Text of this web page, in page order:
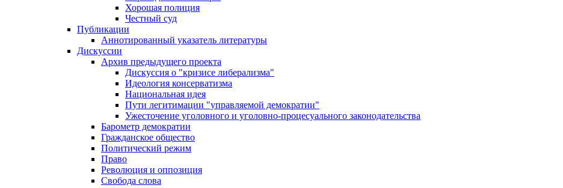
Хорошая полиция
Честный суд
Публикации
Аннотированный указатель литературы
Дискуссии
Архив предыдущего проекта
Дискуссия о "кризисе либерализма"
Идеология консерватизма
Национальная идея
Пути легитимации "управляемой демократии"
Ужесточение уголовного и уголовно-процесуального законодательства
Барометр демократии
Гражданское общество
Политический режим
Право
Революция и оппозиция
Свобода слова